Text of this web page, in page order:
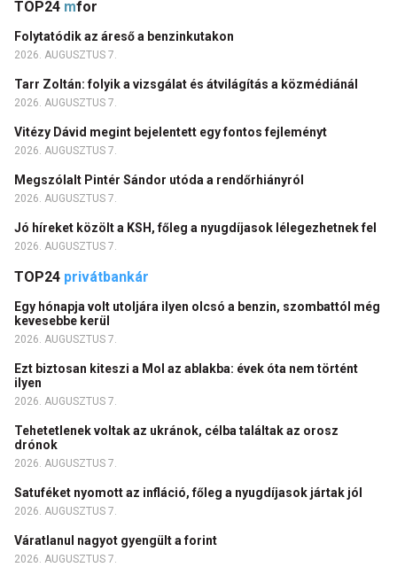
TOP24 mfor
Folytatódik az áreső a benzinkutakon
2026. AUGUSZTUS 7.
Tarr Zoltán: folyik a vizsgálat és átvilágítás a közmédiánál
2026. AUGUSZTUS 7.
Vitézy Dávid megint bejelentett egy fontos fejleményt
2026. AUGUSZTUS 7.
Megszólalt Pintér Sándor utóda a rendőrhiányról
2026. AUGUSZTUS 7.
Jó híreket közölt a KSH, főleg a nyugdíjasok lélegezhetnek fel
2026. AUGUSZTUS 7.
TOP24 privátbankár
Egy hónapja volt utoljára ilyen olcsó a benzin, szombattól még
kevesebbe kerül
2026. AUGUSZTUS 7.
Ezt biztosan kiteszi a Mol az ablakba: évek óta nem történt
ilyen
2026. AUGUSZTUS 7.
Tehetetlenek voltak az ukránok, célba találtak az orosz
drónok
2026. AUGUSZTUS 7.
Satuféket nyomott az infláció, főleg a nyugdíjasok jártak jól
2026. AUGUSZTUS 7.
Váratlanul nagyot gyengült a forint
2026. AUGUSZTUS 7.